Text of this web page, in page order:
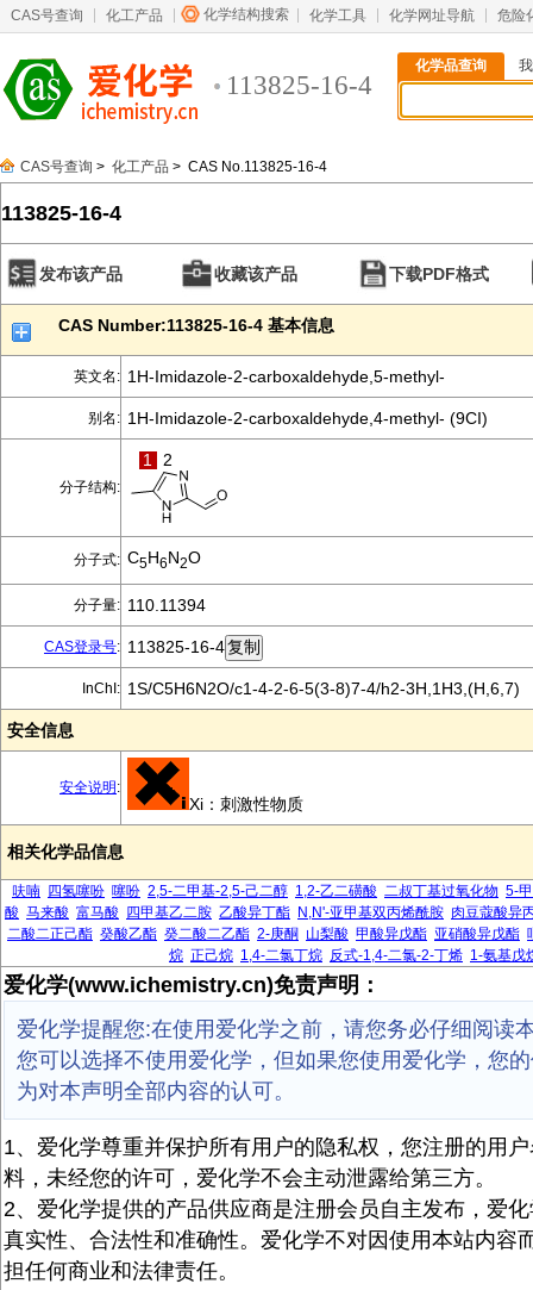
CAS号查询 化工产品 化学结构搜索 化学工具 化学网址导航 危险
113825-16-4
化学品查询
CAS号查询 > 化工产品 > CAS No.113825-16-4
113825-16-4
发布该产品 收藏该产品 下载PDF格式
CAS Number:113825-16-4 基本信息
英文名: 1H-Imidazole-2-carboxaldehyde,5-methyl-
别名: 1H-Imidazole-2-carboxaldehyde,4-methyl- (9CI)
分子结构:
1 2
分子式: C5H6N2O
分子量: 110.11394
CAS登录号: 113825-16-4
InChI: 1S/C5H6N2O/c1-4-2-6-5(3-8)7-4/h2-3H,1H3,(H,6,7)
安全信息
安全说明 :
Xi：刺激性物质
相关化学品信息
呋喃 四氢噻吩 噻吩 2,5-二甲基-2,5-己二醇 1,2-乙二磺酸 二叔丁基过氧化物 5-
酸 马来酸 富马酸 四甲基乙二胺 乙酸异丁酯 N,N'-亚甲基双丙烯酰胺 肉豆蔻酸异
二酸二正己酯 癸酸乙酯 癸二酸二乙酯 2-庚酮 山梨酸 甲酸异戊酯 亚硝酸异戊酯
烷 正己烷 1,4-二氯丁烷 反式-1,4-二氯-2-丁烯 1-氨基戊
爱化学(www.ichemistry.cn)免责声明：
爱化学提醒您:在使用爱化学之前，请您务必仔细阅读
您可以选择不使用爱化学，但如果您使用爱化学，您
为对本声明全部内容的认可。
1、爱化学尊重并保护所有用户的隐私权，您注册的用
料，未经您的许可，爱化学不会主动泄露给第三方。
2、爱化学提供的产品供应商是注册会员自主发布，爱
真实性、合法性和准确性。爱化学不对因使用本站内容
担任何商业和法律责任。